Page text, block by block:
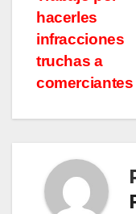
hacerles
infracciones
truchas a
comerciantes